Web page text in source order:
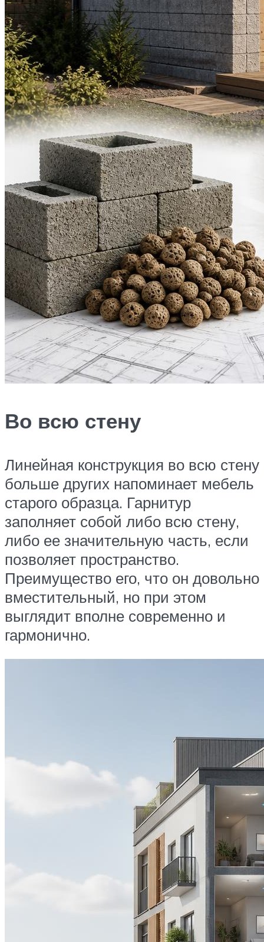
Во всю стену
Линейная конструкция во всю стену
больше других напоминает мебель
старого образца. Гарнитур
заполняет собой либо всю стену,
либо ее значительную часть, если
позволяет пространство.
Преимущество его, что он довольно
вместительный, но при этом
выглядит вполне современно и
гармонично.